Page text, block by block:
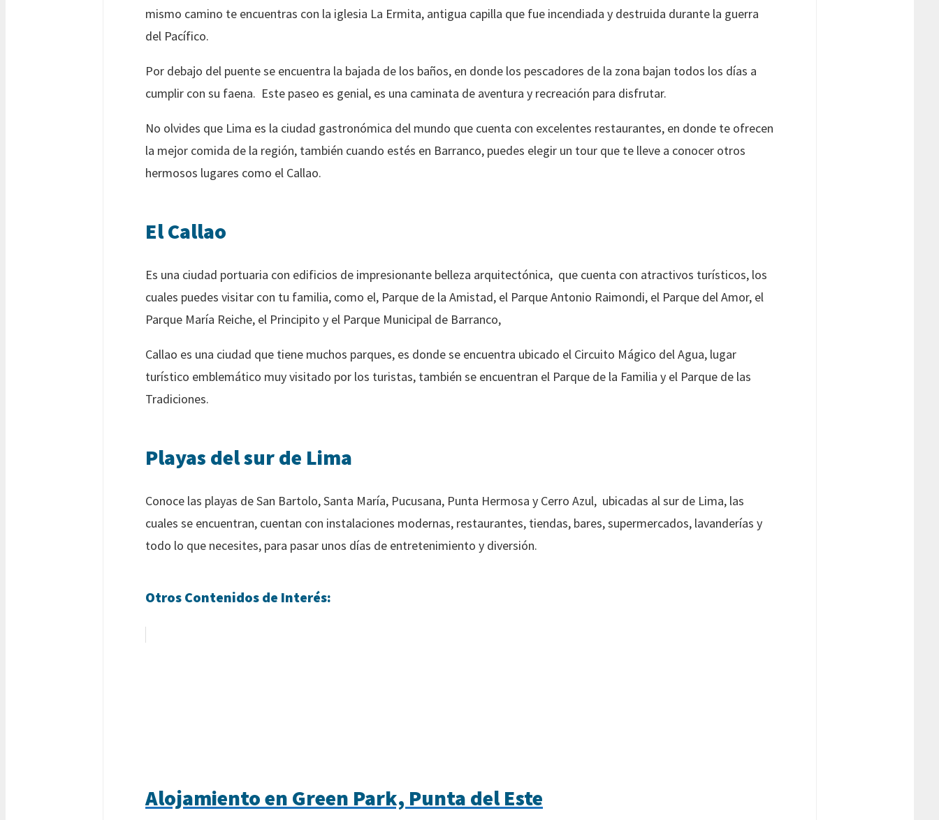
mismo camino te encuentras con la iglesia La Ermita, antigua capilla que fue incendiada y destruida durante la guerra
del Pacífico.
Por debajo del puente se encuentra la bajada de los baños, en donde los pescadores de la zona bajan todos los días a
cumplir con su faena. Este paseo es genial, es una caminata de aventura y recreación para disfrutar.
No olvides que Lima es la ciudad gastronómica del mundo que cuenta con excelentes restaurantes, en donde te ofrecen
la mejor comida de la región, también cuando estés en Barranco, puedes elegir un tour que te lleve a conocer otros
hermosos lugares como el Callao.
El Callao
Es una ciudad portuaria con edificios de impresionante belleza arquitectónica, que cuenta con atractivos turísticos, los
cuales puedes visitar con tu familia, como el, Parque de la Amistad, el Parque Antonio Raimondi, el Parque del Amor, el
Parque María Reiche, el Principito y el Parque Municipal de Barranco,
Callao es una ciudad que tiene muchos parques, es donde se encuentra ubicado el Circuito Mágico del Agua, lugar
turístico emblemático muy visitado por los turistas, también se encuentran el Parque de la Familia y el Parque de las
Tradiciones.
Playas del sur de Lima
Conoce las playas de San Bartolo, Santa María, Pucusana, Punta Hermosa y Cerro Azul, ubicadas al sur de Lima, las
cuales se encuentran, cuentan con instalaciones modernas, restaurantes, tiendas, bares, supermercados, lavanderías y
todo lo que necesites, para pasar unos días de entretenimiento y diversión.
Otros Contenidos de Interés:
Alojamiento en Green Park, Punta del Este